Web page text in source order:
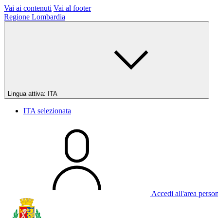
Vai ai contenuti Vai al footer
Regione Lombardia
Lingua attiva: ITA
ITA selezionata
Accedi all'area